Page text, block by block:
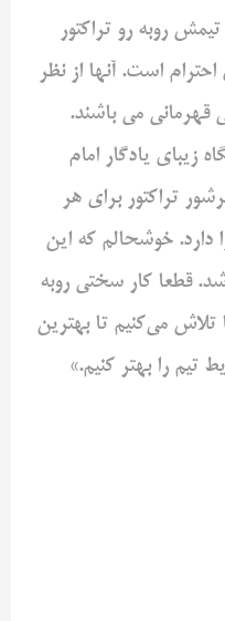
روبه رو تراکتور
احترام است. آنها از نظر
قهرمانی می باشند.
زیبای یادگار امام
تراکتور برای هر
دارد. خوشحالم که این
قطعا کار سختی روبه
تلاش می‌کنیم تا بهترین
تیم را بهتر کنیم.»